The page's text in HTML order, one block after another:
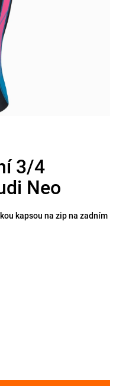
3/4
Neo
kapsou na zip na zadním